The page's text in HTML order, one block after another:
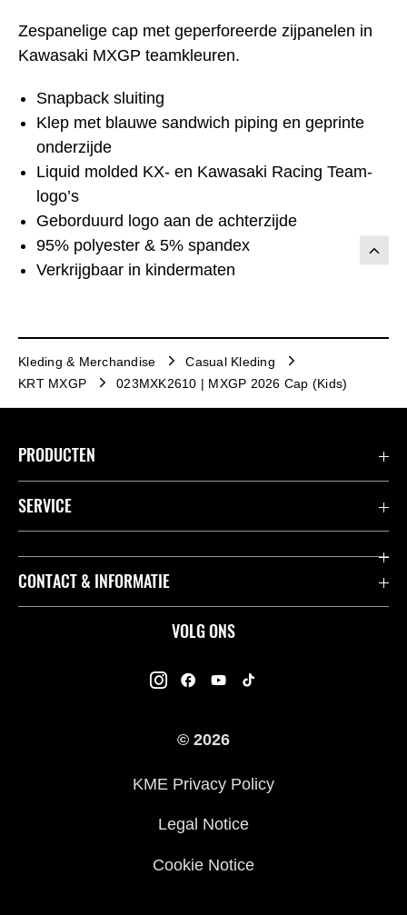
Zespanelige cap met geperforeerde zijpanelen in
Kawasaki MXGP teamkleuren.
Snapback sluiting
Klep met blauwe sandwich piping en geprinte
onderzijde
Liquid molded KX- en Kawasaki Racing Team-
logo’s
Geborduurd logo aan de achterzijde
95% polyester & 5% spandex
Verkrijgbaar in kindermaten
Kleding & Merchandise
Casual Kleding
KRT MXGP
023MXK2610 | MXGP 2026 Cap (Kids)
VOLG ONS
PRODUCTEN
Accessoires & Onderdelen
Motoren
SERVICE
K-Care Fabrieksgarantie
Kawasaki Road Assistance
Kawasaki Insurance
CONTACT & INFORMATIE
© 2026
KME Privacy Policy
Legal Notice
Cookie Notice